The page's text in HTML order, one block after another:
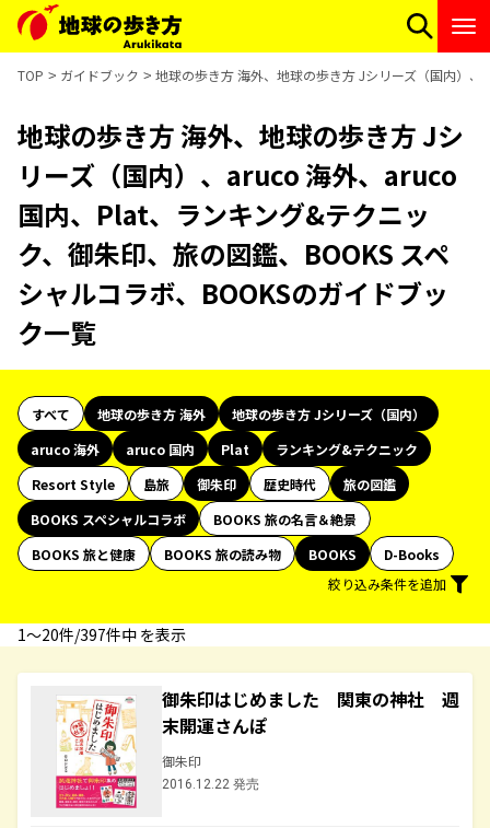
TOP ガイドブック 地球の歩き方 海外、地球の歩き方 Jシリーズ（国内）
地球の歩き方 海外、地球の歩き方 Jシ
リーズ（国内）、aruco 海外、aruco
国内、Plat、ランキング&テクニッ
ク、御朱印、旅の図鑑、BOOKS スペ
シャルコラボ、BOOKSのガイドブッ
ク一覧
すべて 地球の歩き方 海外
地球の歩き方 Jシリーズ（国内）
aruco 海外
aruco 国内 Plat
ランキング&テクニック
Resort Style
島旅 御朱印 歴史時代
旅の図鑑
BOOKS スペシャルコラボ
BOOKS 旅の名言＆絶景
BOOKS 旅と健康
BOOKS 旅の読み物 BOOKS
D-Books
絞り込み条件を追加
1〜20件/397件中 を表示
御朱印はじめました 関東の神社 週
末開運さんぽ
御朱印
2016.12.22 発売